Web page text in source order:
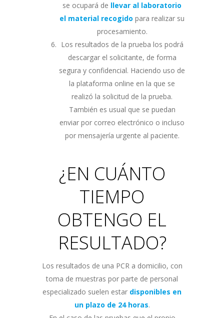
se ocupará de llevar al laboratorio
el material recogido para realizar su
procesamiento.
Los resultados de la prueba los podrá
descargar el solicitante, de forma
segura y confidencial. Haciendo uso de
la plataforma online en la que se
realizó la solicitud de la prueba.
También es usual que se puedan
enviar por correo electrónico o incluso
por mensajería urgente al paciente.
¿EN CUÁNTO
TIEMPO
OBTENGO EL
RESULTADO?
Los resultados de una PCR a domicilio, con
toma de muestras por parte de personal
especializado suelen estar disponibles en
un plazo de 24 horas.